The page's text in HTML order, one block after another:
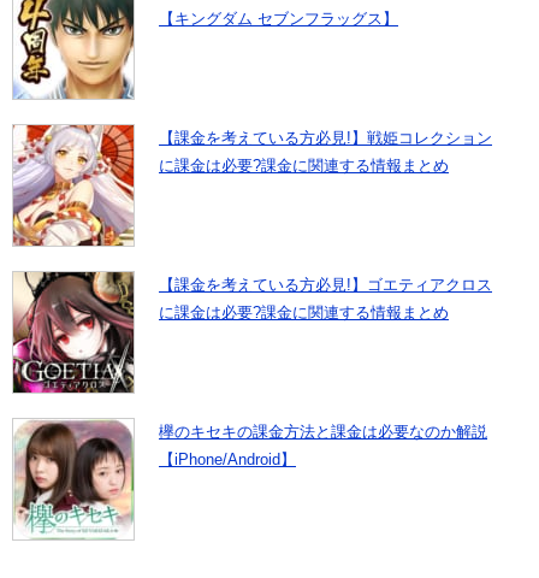
【キングダム セブンフラッグス】
【課金を考えている方必見!】戦姫コレクション
に課金は必要?課金に関連する情報まとめ
【課金を考えている方必見!】ゴエティアクロス
に課金は必要?課金に関連する情報まとめ
欅のキセキの課金方法と課金は必要なのか解説
【iPhone/Android】